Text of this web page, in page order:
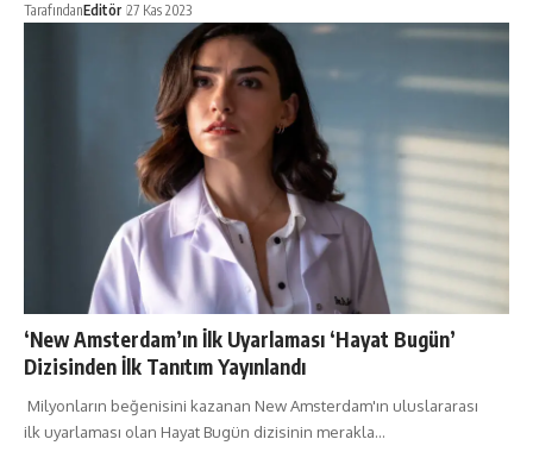
TarafındanEditör 27 Kas 2023
‘New Amsterdam’ın İlk Uyarlaması ‘Hayat Bugün’
Dizisinden İlk Tanıtım Yayınlandı
Milyonların beğenisini kazanan New Amsterdam'ın uluslararası
ilk uyarlaması olan Hayat Bugün dizisinin merakla…